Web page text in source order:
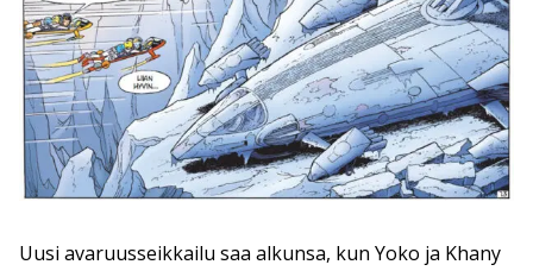
Uusi avaruusseikkailu saa alkunsa, kun Yoko ja Khany